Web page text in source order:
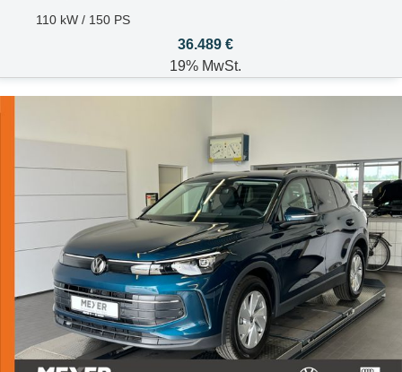
110 kW / 150 PS
36.489 €
19% MwSt.